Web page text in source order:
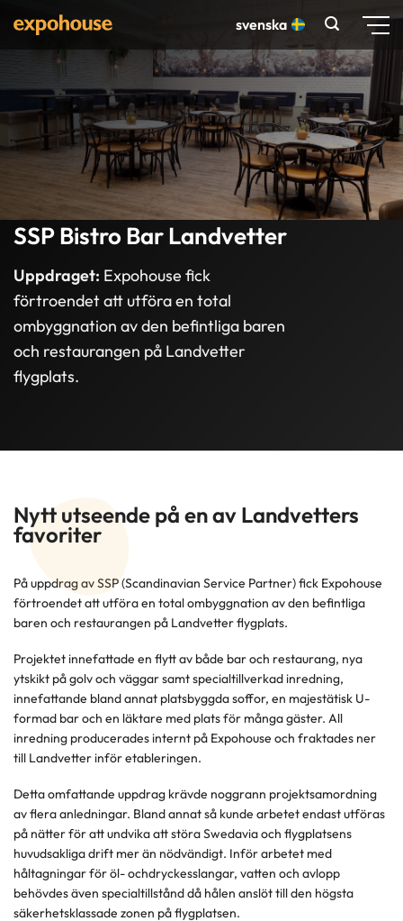
content
svenska
SSP Bistro Bar Landvetter
Uppdraget: Expohouse fick
förtroendet att utföra en total
ombyggnation av den befintliga baren
och restaurangen på Landvetter
flygplats.
Nytt utseende på en av Landvetters
favoriter
På uppdrag av SSP (Scandinavian Service Partner) fick Expohouse
förtroendet att utföra en total ombyggnation av den befintliga
baren och restaurangen på Landvetter flygplats.
Projektet innefattade en flytt av både bar och restaurang, nya
ytskikt på golv och väggar samt specialtillverkad inredning,
innefattande bland annat platsbyggda soffor, en majestätisk U-
formad bar och en läktare med plats för många gäster. All
inredning producerades internt på Expohouse och fraktades ner
till Landvetter inför etableringen.
Detta omfattande uppdrag krävde noggrann projektsamordning
av flera anledningar. Bland annat så kunde arbetet endast utföras
på nätter för att undvika att störa Swedavia och flygplatsens
huvudsakliga drift mer än nödvändigt. Inför arbetet med
håltagningar för öl- ochdryckesslangar, vatten och avlopp
behövdes även specialtillstånd då hålen anslöt till den högsta
säkerhetsklassade zonen på flygplatsen.